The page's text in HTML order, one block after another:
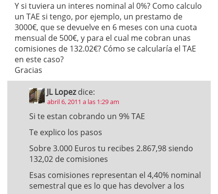
Y si tuviera un interes nominal al 0%? Como calculo
un TAE si tengo, por ejemplo, un prestamo de
3000€, que se devuelve en 6 meses con una cuota
mensual de 500€, y para el cual me cobran unas
comisiones de 132.02€? Cómo se calcularía el TAE
en este caso?
Gracias
JL Lopez dice:
abril 6, 2011 a las 1:29 am
Si te estan cobrando un 9% TAE
Te explico los pasos
Sobre 3.000 Euros tu recibes 2.867,98 siendo
132,02 de comisiones
Esas comisiones representan el 4,40% nominal
semestral que es lo que has devolver a los